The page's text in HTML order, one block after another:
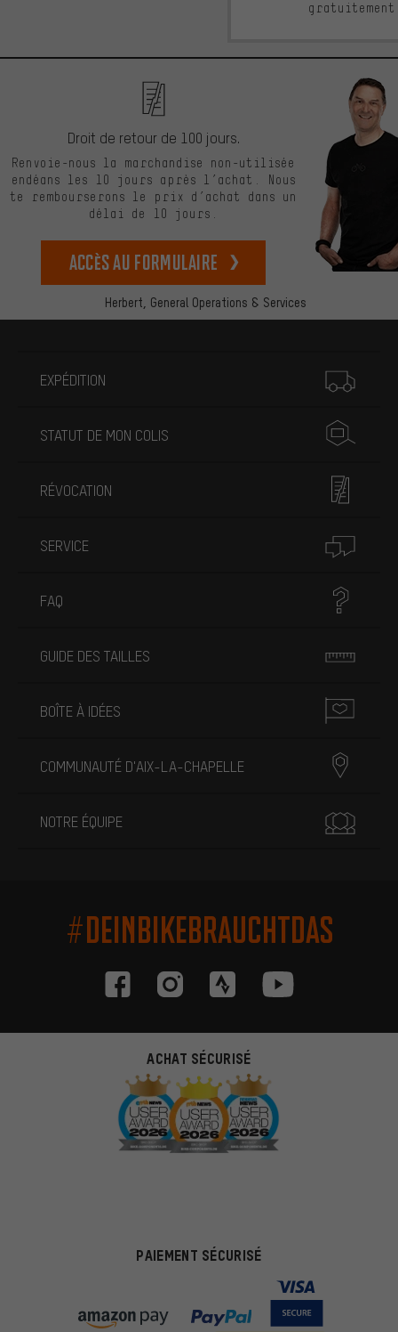
Herbert, General Operations & Services
Droit de retour de 100 jours.
Renvoie-nous la marchandise non-utilisée
endéans les 10 jours après l’achat. Nous
te rembourserons le prix d’achat dans un
délai de 10 jours.
Accès au formulaire
EXPÉDITION
STATUT DE MON COLIS
RÉVOCATION
SERVICE
FAQ
GUIDE DES TAILLES
BOÎTE À IDÉES
COMMUNAUTÉ D'AIX-LA-CHAPELLE
NOTRE ÉQUIPE
#DEINBIKEBRAUCHTDAS
ACHAT SÉCURISÉ
PAIEMENT SÉCURISÉ